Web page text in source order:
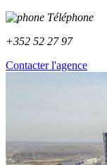
Téléphone
+352 52 27 97
Contacter l'agence